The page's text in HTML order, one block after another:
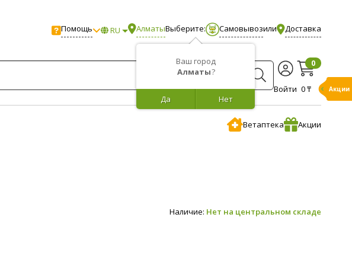
Помощь RU Алматы
Ваш город
Алматы?
Нет
Да
Выберите: Самовывозили Доставка
Войти
0
0 ₸
Ветаптека Акции
Наличие: Нет на центральном складе
Акции